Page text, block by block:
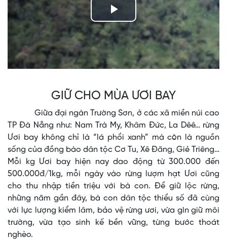
Play
Video
GIỮ CHO MÙA ƯƠI BAY
Giữa đại ngàn Trường Sơn, ở các xã miền núi cao
TP Đà Nẵng như: Nam Trà My, Khâm Đức, La Dêê… rừng
Ươi bay không chỉ là “lá phổi xanh” mà còn là nguồn
sống của đồng bào dân tộc Cơ Tu, Xê Đăng, Giẻ Triêng…
Mỗi kg Ươi bay hiện nay dao động từ 300.000 đến
500.000đ/1kg, mỗi ngày vào rừng lượm hạt Ươi cũng
cho thu nhập tiền triệu với bà con. Để giữ lộc rừng,
những năm gần đây, bà con dân tộc thiểu số đã cùng
với lực lượng kiểm lâm, bảo vệ rừng ươi, vừa gìn giữ môi
trường, vừa tạo sinh kế bền vững, từng bước thoát
nghèo.